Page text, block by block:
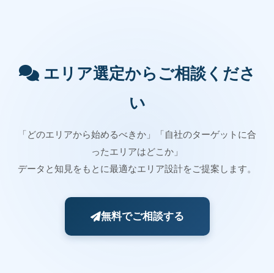
エリア選定からご相談くださ
い
「どのエリアから始めるべきか」「自社のターゲットに合
ったエリアはどこか」
データと知見をもとに最適なエリア設計をご提案します。
無料でご相談する